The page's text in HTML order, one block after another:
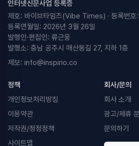
인터넷신문사업 등록증
제호: 바이브타임즈(Vibe Times) · 등록번
등록연월일: 2026년 3월 26일
발행인·편집인: 류근웅
발행소: 충남 공주시 매산동길 27, 지하 1층
제보: info@inspirio.co
정책
개인정보처리방침
이용약관
저작권/정정정책
사이트맵
회사/문의
회사 소개
광고/제휴
문의하기